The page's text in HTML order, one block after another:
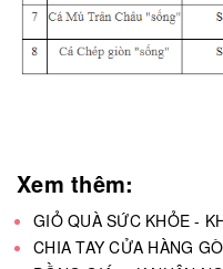
Xem thêm:
GIỎ QUÀ SỨC KHỎE -
CHIA TAY CỬA HÀNG